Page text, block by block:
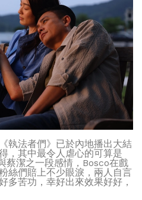
執法者們》已於內地播出大結
，其中最令人虐心的可算是
蔡潔之一段感情，Bosco在戲
絲們賠上不少眼淚，兩人自言
多苦功，幸好出來效果好好，